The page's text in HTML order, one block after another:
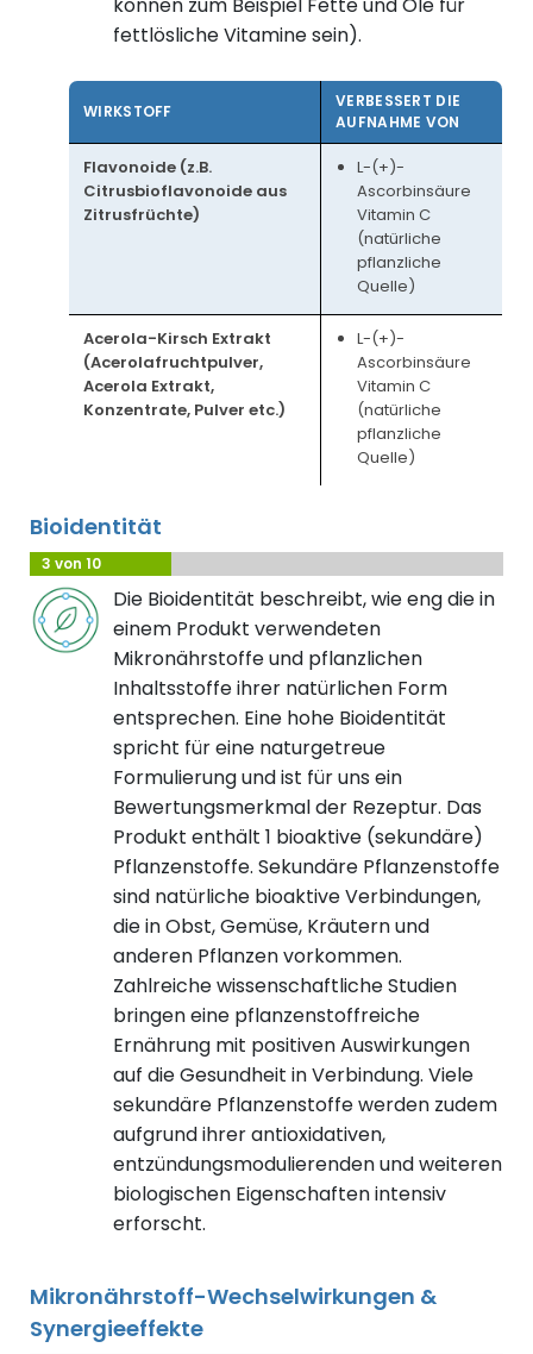
fettlösliche Vitamine sein).
WIRKSTOFF
VERBESSERT DIE
AUFNAHME VON
Flavonoide (z.B.
Citrusbioflavonoide aus
Zitrusfrüchte)
L-(+)-
Ascorbinsäure
Vitamin C
(natürliche
pflanzliche
Quelle)
Acerola-Kirsch Extrakt
(Acerolafruchtpulver,
Acerola Extrakt,
Konzentrate, Pulver etc.)
L-(+)-
Ascorbinsäure
Vitamin C
(natürliche
pflanzliche
Quelle)
Bioidentität
3 von 10
Die Bioidentität beschreibt, wie eng die in
einem Produkt verwendeten
Mikronährstoffe und pflanzlichen
Inhaltsstoffe ihrer natürlichen Form
entsprechen. Eine hohe Bioidentität
spricht für eine naturgetreue
Formulierung und ist für uns ein
Bewertungsmerkmal der Rezeptur. Das
Produkt enthält 1 bioaktive (sekundäre)
Pflanzenstoffe. Sekundäre Pflanzenstoffe
sind natürliche bioaktive Verbindungen,
die in Obst, Gemüse, Kräutern und
anderen Pflanzen vorkommen.
Zahlreiche wissenschaftliche Studien
bringen eine pflanzenstoffreiche
Ernährung mit positiven Auswirkungen
auf die Gesundheit in Verbindung. Viele
sekundäre Pflanzenstoffe werden zudem
aufgrund ihrer antioxidativen,
entzündungsmodulierenden und weiteren
biologischen Eigenschaften intensiv
erforscht.
Mikronährstoff-Wechselwirkungen &
Synergieeffekte